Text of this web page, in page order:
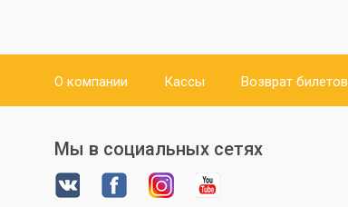
О компании Кассы Возврат билетов
Мы в социальных сетях